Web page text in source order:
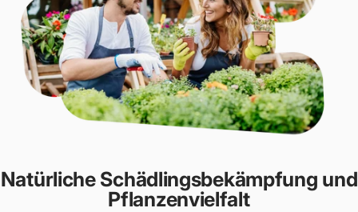
Natürliche Schädlingsbekämpfung und
Pflanzenvielfalt